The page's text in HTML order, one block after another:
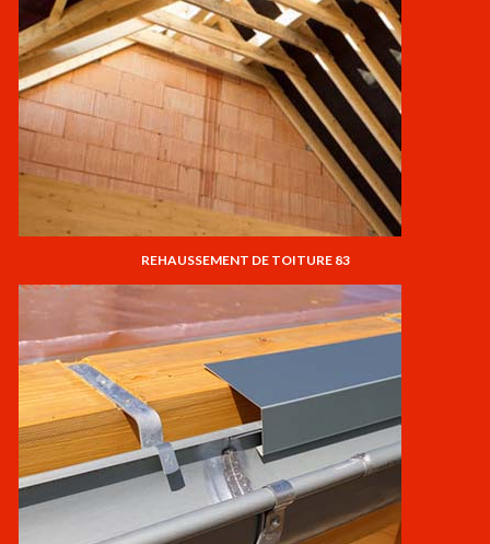
REHAUSSEMENT DE TOITURE 83